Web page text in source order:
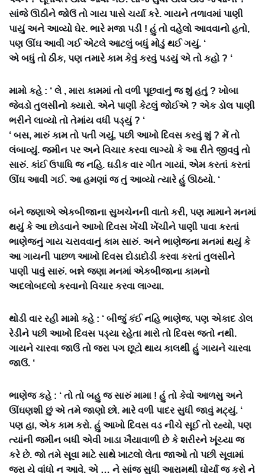
સાંજે ઊઠીને જોઉં તો ગાય પાસે ચર્યા કરે. ગાયને તળાવમાં પાણી
પાયું અને આવ્યો ઘેર. ભારે મજા પડી ! હું તો વહેલો આવવાનો હતો,
પણ ઊંઘ આવી ગઈ એટલે આટલું બધું મોડું થઈ ગયું. ‘
એ બધું તો ઠીક, પણ તમારે કામ કેવું કરવું પડયું એ તો કહો ? ‘
મામો કહે : ‘ લે , મારા કામમાં તો વળી પૂછવાનું જ શું હતું ? ખોબા
જેવડો તુલસીનો ક્યારો. એને પાણી કેટલું જોઈએ ? એક ડોલ પાણી
ભરીને લાવ્યો તો તેમાંય વધી પડ્યું ? ‘
‘ બસ, મારું કામ તો પતી ગયું, પછી આખો દિવસ કરવું શું ? મેં તો
લંબાવ્યું. જમીન પર અને વિચાર કરવા લાગ્યો કે આ રીતે જીવવું તો
સારું. કાંઈ ઉપાધિ જ નહિ. ઘડીક વાર ગીત ગાયાં, એમ કરતાં કરતાં
ઊંઘ આવી ગઈ. આ હમણાં જ તું આવ્યો ત્યારે હું ઊઠયો. ‘
બંને જણાએ એકબીજાના સુખચેનની વાતો કરી, પણ મામાને મનમાં
થયું કે આ છોડવાને આખો દિવસ ખેંચી ખેંચીને પાણી પાવા કરતાં
ભાણેજનું ગાય ચરાવવાનું કામ સારું. અને ભાણેજના મનમાં થયું કે
આ ગાયની પાછળ આખો દિવસ દોડાદોડી કરવા કરતાં તુલસીને
પાણી પાવું સારું. બન્ને જણા મનમાં એકબીજાના કામનો
અદલોબદલો કરવાનો વિચાર કરવા લાગ્યા.
થોડી વાર રહી મામો કહે : ‘ બીજું કંઈ નહિ ભાણેજ, પણ એકાદ ડોલ
રેડીને પછી આખો દિવસ પડ્યા રહેતા મારો તો દિવસ જતો નથી.
ગાયને ચારવા જાઉં તો જરા પગ છૂટો થાય કાલથી હું ગાયને ચારવા
જાઉં. ‘
ભાણેજ કહે : ‘ તો તો બહુ જ સારું મામા ! હું તો કેવો આળસુ અને
ઊંઘણશી છું એ તમે જાણો છો. મારે વળી પાદર સુધી જાવું મટ્યું. ‘
પણ હા, એક કામ કરો. હું આખો દિવસ વડ નીચે સૂઈ તો રહ્યો, પણ
ત્યાંની જમીન બધી એવી ખાડા ખૈયાવાળી છે કે શરીરને ખૂંચ્યા જ
કરે છે. જો તમે સૂવા માટે સાથે ખાટલો લેતા જાઓ તો પછી સૂવામાં
જરા યે વાંધો ન આવે. એ … ને સાંજ સુધી આરામથી ઘોર્યા જ કરો ને